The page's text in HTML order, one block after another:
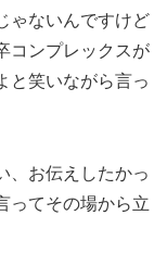
ゃないんですけど
コンプレックスが
と笑いながら言っ
、お伝えしたかっ
ってその場から立